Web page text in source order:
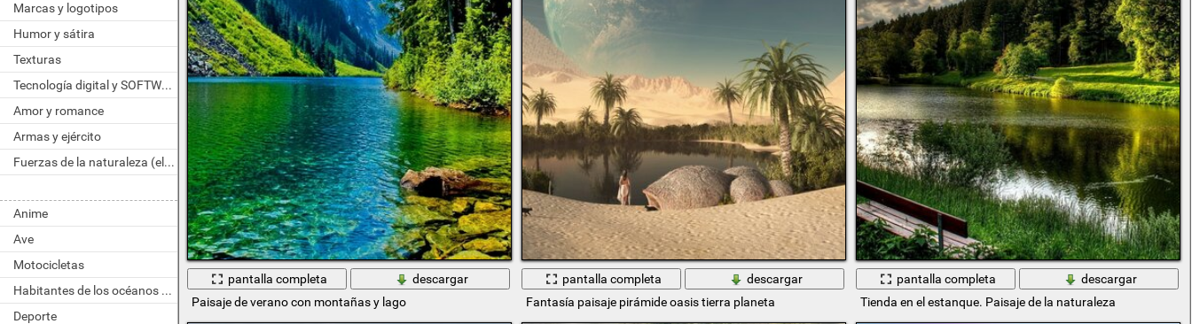
Marcas y logotipos
Humor y sátira
Texturas
Tecnología digital y SOFTWARE
Amor y romance
Armas y ejército
Fuerzas de la naturaleza (elemento)
Anime
Ave
Motocicletas
Habitantes de los océanos y ríos
Deporte
pantalla completa
descargar
Paisaje de verano con montañas y lago
pantalla completa
descargar
Fantasía paisaje pirámide oasis tierra planeta
pantalla completa
descargar
Tienda en el estanque. Paisaje de la naturaleza